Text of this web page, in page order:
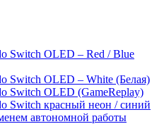
Switch OLED – Red / Blue
Switch OLED – White (Белая)
Switch OLED (GameReplay)
Switch красный неон / синий
автономной работы